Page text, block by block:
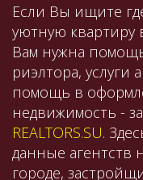
Если Вы ищите
уютную квартиру
Вам нужна
риэлтора, услуги
помощь в
недвижимость -
REALTORS.SU.
данные агентств
городе,